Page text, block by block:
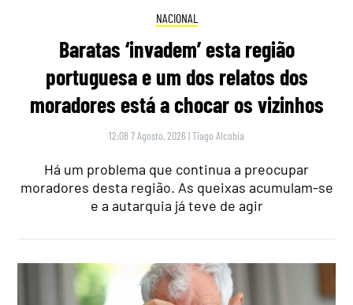
NACIONAL
Baratas ‘invadem’ esta região
portuguesa e um dos relatos dos
moradores está a chocar os vizinhos
12:08 7 Agosto, 2026 |Tiago Alcobia
Há um problema que continua a preocupar
moradores desta região. As queixas acumulam-se
e a autarquia já teve de agir